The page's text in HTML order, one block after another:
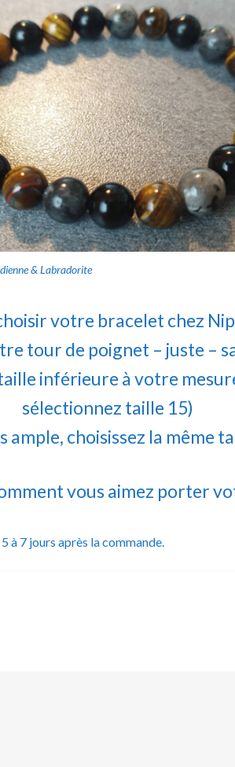
& Labradorite
votre bracelet chez
tour de poignet – juste –
inférieure à votre
sélectionnez taille 15)
choisissez la même
vous aimez porter
à 7 jours après la commande.